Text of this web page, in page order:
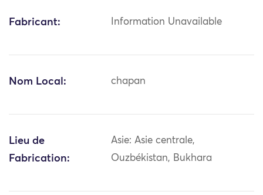
Fabricant: Information Unavailable
Nom Local: chapan
Lieu de
Fabrication:
Asie: Asie centrale,
Ouzbékistan, Bukhara